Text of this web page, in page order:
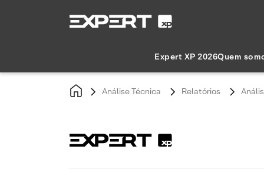
Expert XP 2026Quem
Análise Técnica Relatórios